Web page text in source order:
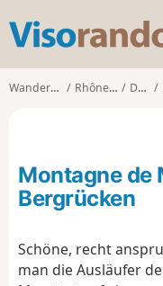
Wanderungen Rhône-Alpes Drôme
Montagne de
Bergrücken
Schöne, recht
man die Ausläufer